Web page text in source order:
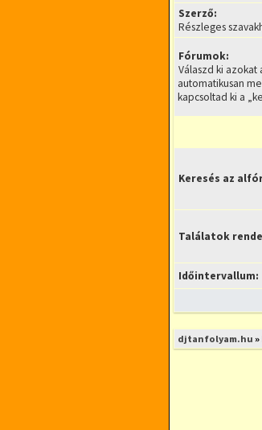
Szerző:
Részleges
Fórumok:
Válaszd ki
automatikusan
kapcsoltad ki a
Keresés az
Találatok
Időintervallum:
djtanfolyam.hu »